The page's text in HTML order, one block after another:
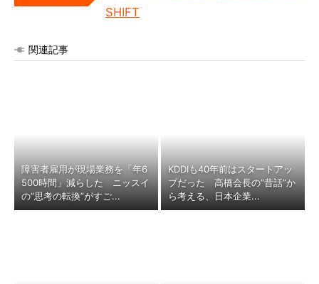
SHIFT
関連記事
障害者雇用が現場業務を「年6
500時間」減らした ニッスイ
の“思考の転換”がすご...
KDDIも40年前はスタートアッ
プだった 高橋会長の“昔話”か
ら考える、日本企業...